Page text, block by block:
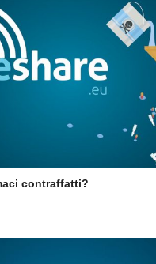
contraffatti?